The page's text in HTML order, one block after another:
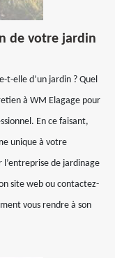
de votre jardin
t-elle d’un jardin ? Quel
à WM Elagage pour
En ce faisant,
unique à votre
de jardinage
site web ou contactez-
vous rendre à son